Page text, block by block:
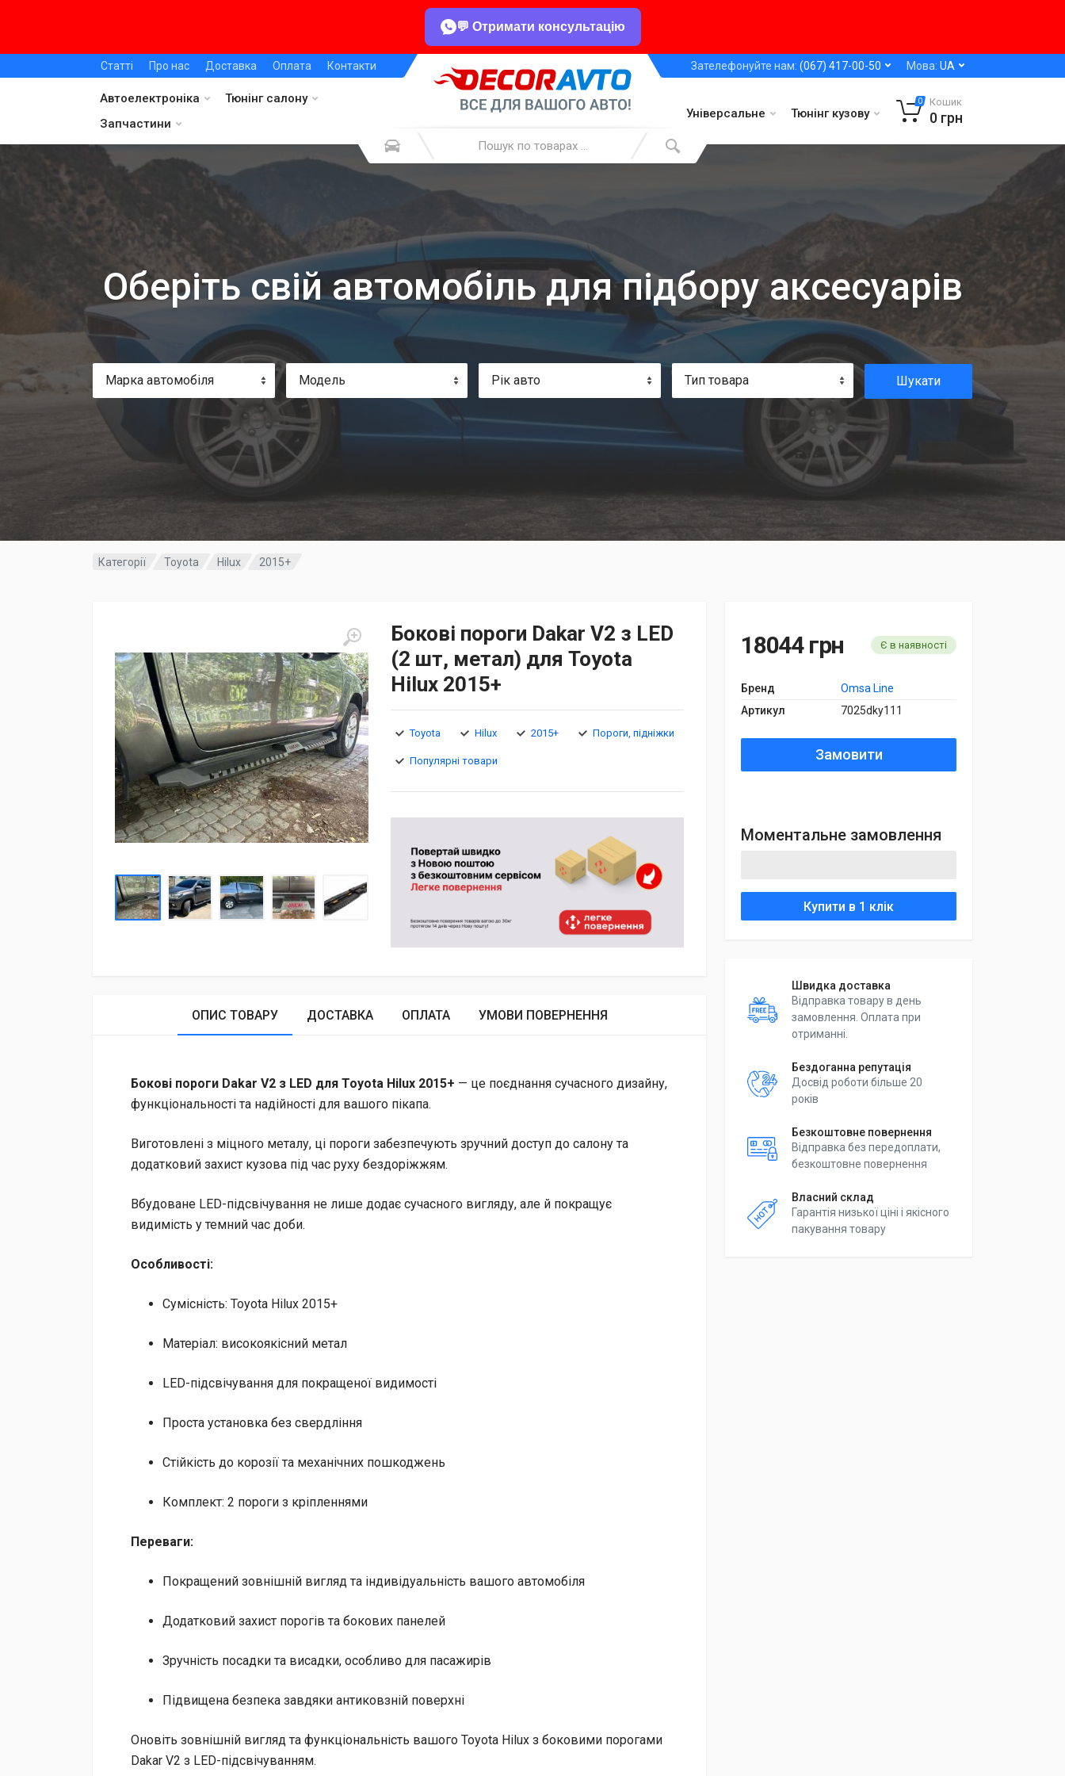
💬 Отримати консультацію
Статті Про нас Доставка Оплата Контакти Зателефонуйте нам: (067) 417-00-50 Мова: UA
Автоелектроніка
Тюнінг салону
Запчастини
Універсальне Тюнінг кузову
0 Кошик
0 грн
Оберіть свій автомобіль для підбору аксесуарів
Марка автомобіля Модель Рік авто Тип товара Шукати
Категорії Toyota Hilux 2015+
Бокові пороги Dakar V2 з LED
(2 шт, метал) для Toyota
Hilux 2015+
Toyota Hilux 2015+ Пороги, підніжки
Популярні товари
18044 грн Є в наявності
Бренд
Omsa Line
Артикул
7025dky111
Замовити
Моментальне замовлення
Купити в 1 клік
Швидка доставка
Відправка товару в день
замовлення. Оплата при
отриманні.
Бездоганна репутація
Досвід роботи більше 20
років
Безкоштовне повернення
Відправка без передоплати,
безкоштовне повернення
Власний склад
Гарантія низької ціні і якісного
пакування товару
ОПИС ТОВАРУ ДОСТАВКА ОПЛАТА УМОВИ ПОВЕРНЕННЯ
Бокові пороги Dakar V2 з LED для Toyota Hilux 2015+ — це поєднання сучасного дизайну,
функціональності та надійності для вашого пікапа.
Виготовлені з міцного металу, ці пороги забезпечують зручний доступ до салону та
додатковий захист кузова під час руху бездоріжжям.
Вбудоване LED-підсвічування не лише додає сучасного вигляду, але й покращує
видимість у темний час доби.
Особливості:
Сумісність: Toyota Hilux 2015+
Матеріал: високоякісний метал
LED-підсвічування для покращеної видимості
Проста установка без свердління
Стійкість до корозії та механічних пошкоджень
Комплект: 2 пороги з кріпленнями
Переваги:
Покращений зовнішній вигляд та індивідуальність вашого автомобіля
Додатковий захист порогів та бокових панелей
Зручність посадки та висадки, особливо для пасажирів
Підвищена безпека завдяки антиковзній поверхні
Оновіть зовнішній вигляд та функціональність вашого Toyota Hilux з боковими порогами
Dakar V2 з LED-підсвічуванням.